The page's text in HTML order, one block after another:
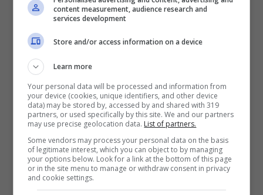
L’espulsione di Luca Pellegriniè quella
che fa più discutere,. Il terzino della Lazio
avrebbe voluto fermare il gioco per
permettere le cure a Castellanos, fermo a
terra per un colpo al volto, maPulisic
deciso di non fermarsi e continuare il gioco
venendo poi atterrato dall’esterno
biancoceleste.
content measurement, audience research and
services development
Store and/or access information on a device
Learn more
Your personal data will be processed and information from
your device (cookies, unique identifiers, and other device
data) may be stored by, accessed by and shared with 319
partners, or used specifically by this site. We and our partners
may use precise geolocation data. List of partners.
Some vendors may process your personal data on the basis
of legitimate interest, which you can object to by managing
your options below. Look for a link at the bottom of this page
or in the site menu to manage or withdraw consent in privacy
and cookie settings.